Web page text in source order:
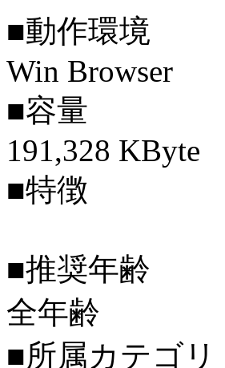
■動作環境
Win Browser
■容量
191,328 KByte
■特徴
■推奨年齢
全年齢
■所属カテゴリ